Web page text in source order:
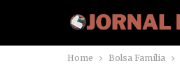
Home Bolsa Família